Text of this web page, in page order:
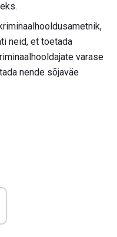
neid, et toetada
varase
nende sõjaväe